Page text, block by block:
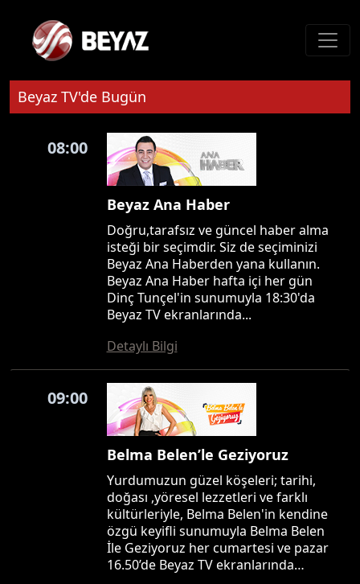
Beyaz TV'de Bugün
08:00
Beyaz Ana Haber
Doğru,tarafsız ve güncel haber alma
isteği bir seçimdir. Siz de seçiminizi
Beyaz Ana Haberden yana kullanın.
Beyaz Ana Haber hafta içi her gün
Dinç Tunçel'in sunumuyla 18:30'da
Beyaz TV ekranlarında...
Detaylı Bilgi
09:00
Belma Belen’le Geziyoruz
Yurdumuzun güzel köşeleri; tarihi,
doğası ,yöresel lezzetleri ve farklı
kültürleriyle, Belma Belen'in kendine
özgü keyifli sunumuyla Belma Belen
İle Geziyoruz her cumartesi ve pazar
16.50’de Beyaz TV ekranlarında…